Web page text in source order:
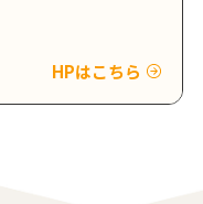
HPはこちら